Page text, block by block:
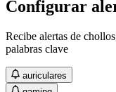
Configurar
Recibe alertas de
palabras clave
auriculares